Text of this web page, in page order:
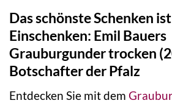
Das schönste Schenken
Einschenken: Emil Bauers
Grauburgunder trocken
Botschafter der Pfalz
Entdecken Sie mit dem